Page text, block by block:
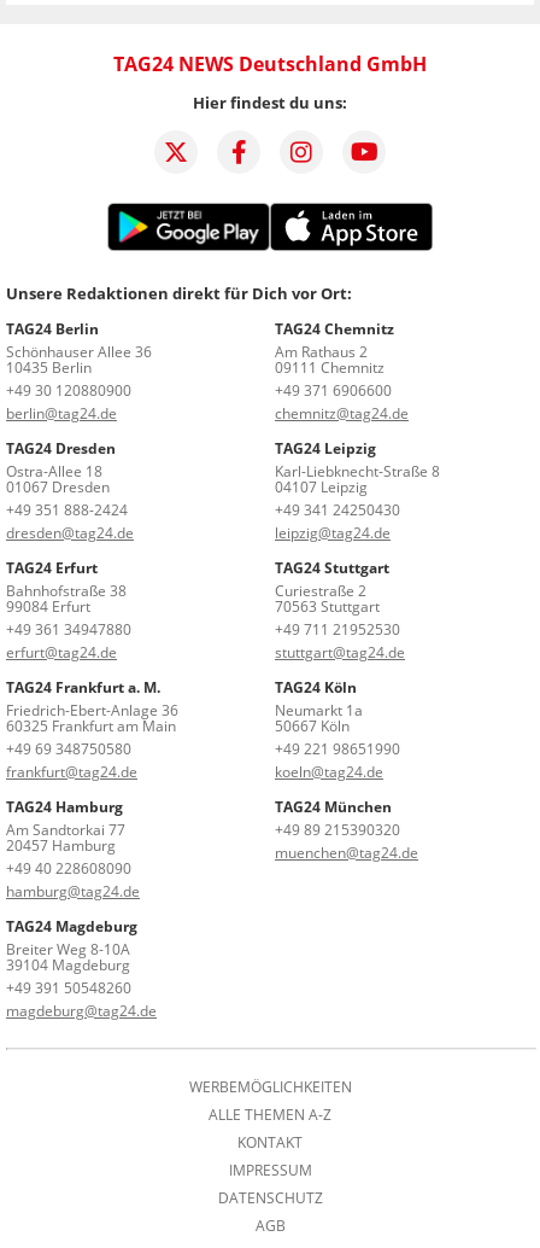
TAG24 NEWS Deutschland GmbH
Hier findest du uns:
Unsere Redaktionen direkt für Dich vor Ort:
TAG24 Berlin
Schönhauser Allee 36
10435 Berlin
+49 30 120880900
berlin@tag24.de
TAG24 Chemnitz
Am Rathaus 2
09111 Chemnitz
+49 371 6906600
chemnitz@tag24.de
TAG24 Dresden
Ostra-Allee 18
01067 Dresden
+49 351 888-2424
dresden@tag24.de
TAG24 Leipzig
Karl-Liebknecht-Straße 8
04107 Leipzig
+49 341 24250430
leipzig@tag24.de
TAG24 Erfurt
Bahnhofstraße 38
99084 Erfurt
+49 361 34947880
erfurt@tag24.de
TAG24 Stuttgart
Curiestraße 2
70563 Stuttgart
+49 711 21952530
stuttgart@tag24.de
TAG24 Frankfurt a. M.
Friedrich-Ebert-Anlage 36
60325 Frankfurt am Main
+49 69 348750580
frankfurt@tag24.de
TAG24 Köln
Neumarkt 1a
50667 Köln
+49 221 98651990
koeln@tag24.de
TAG24 Hamburg
Am Sandtorkai 77
20457 Hamburg
+49 40 228608090
hamburg@tag24.de
TAG24 München
+49 89 215390320
muenchen@tag24.de
TAG24 Magdeburg
Breiter Weg 8-10A
39104 Magdeburg
+49 391 50548260
magdeburg@tag24.de
WERBEMÖGLICHKEITEN
ALLE THEMEN A-Z
KONTAKT
IMPRESSUM
DATENSCHUTZ
AGB